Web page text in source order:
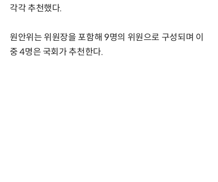
각각 추천했다.
원안위는 위원장을 포함해 9명의 위원으로 구성되며 이
중 4명은 국회가 추천한다.